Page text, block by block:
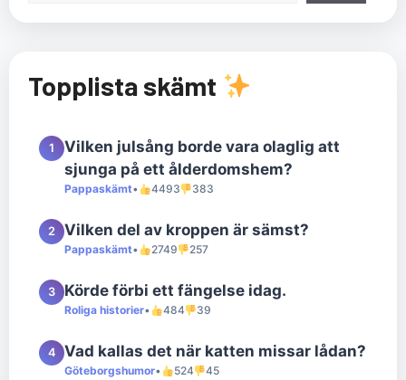
Topplista skämt
1
Vilken julsång borde vara olaglig att
sjunga på ett ålderdomshem?
Pappaskämt• 4493 383
2 Vilken del av kroppen är sämst?
Pappaskämt• 2749 257
3 Körde förbi ett fängelse idag.
Roliga historier• 484 39
4 Vad kallas det när katten missar lådan?
Göteborgshumor• 524 45